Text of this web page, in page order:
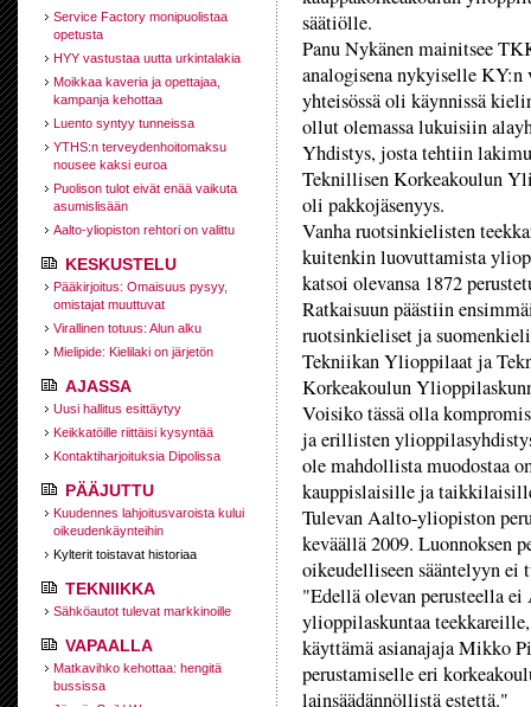
Service Factory monipuolistaa
opetusta
HYY vastustaa uutta urkintalakia
Moikkaa kaveria ja opettajaa,
kampanja kehottaa
Luento syntyy tunneissa
YTHS:n terveydenhoitomaksu
nousee kaksi euroa
Puolison tulot eivät enää vaikuta
asumislisään
Aalto-yliopiston rehtori on valittu
KESKUSTELU
Pääkirjoitus: Omaisuus pysyy,
omistajat muuttuvat
Virallinen totuus: Alun alku
Mielipide: Kielilaki on järjetön
AJASSA
Uusi hallitus esittäytyy
Keikkatöille riittäisi kysyntää
Kontaktiharjoituksia Dipolissa
PÄÄJUTTU
Kuudennes lahjoitusvaroista kului
oikeudenkäynteihin
Kylterit toistavat historiaa
TEKNIIKKA
Sähköautot tulevat markkinoille
VAPAALLA
Matkavihko kehottaa: hengitä
bussissa
säätiölle.
Panu Nykänen mainitsee
analogisena nykyiselle KY:n
yhteisössä oli käynnissä
ollut olemassa lukuisiin
Yhdistys, josta tehtiin
Teknillisen Korkeakoulun
oli pakkojäsenyys.
Vanha ruotsinkielisten
kuitenkin luovuttamista
katsoi olevansa 1872
Ratkaisuun päästiin
ruotsinkieliset ja
Tekniikan Ylioppilaat ja
Korkeakoulun
Voisiko tässä olla
ja erillisten
ole mahdollista muodostaa
kauppislaisille ja
Tulevan Aalto-yliopiston
keväällä 2009. Luonnoksen
oikeudelliseen sääntelyyn ei
"Edellä olevan perusteella
ylioppilaskuntaa
käyttämä asianajaja Mikko
perustamiselle eri
lainsäädännöllistä estettä."